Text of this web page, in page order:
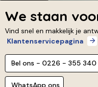
We staan
Vind snel en makkelijk je
Klantenservicepagina
Bel ons - 0226 - 355 340
WhatsApp ons